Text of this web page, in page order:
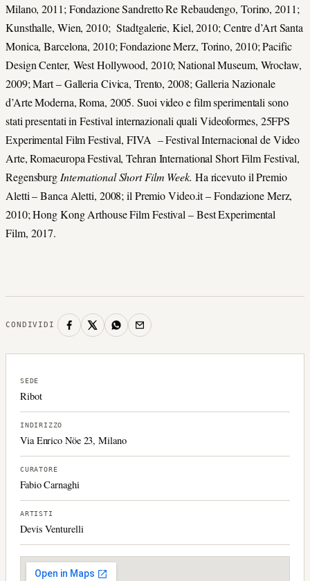
Milano, 2011; Fondazione Sandretto Re Rebaudengo, Torino, 2011;
Kunsthalle, Wien, 2010; Stadtgalerie, Kiel, 2010; Centre d’Art Santa
Monica, Barcelona, 2010; Fondazione Merz, Torino, 2010; Pacific
Design Center, West Hollywood, 2010; National Museum, Wrocław,
2009; Mart – Galleria Civica, Trento, 2008; Galleria Nazionale
d’Arte Moderna, Roma, 2005. Suoi video e film sperimentali sono
stati presentati in Festival internazionali quali Videoformes, 25FPS
Experimental Film Festival, FIVA – Festival Internacional de Video
Arte, Romaeuropa Festival, Tehran International Short Film Festival,
Regensburg International Short Film Week. Ha ricevuto il Premio
Aletti – Banca Aletti, 2008; il Premio Video.it – Fondazione Merz,
2010; Hong Kong Arthouse Film Festival – Best Experimental
Film, 2017.
CONDIVIDI
SEDE
Ribot
INDIRIZZO
Via Enrico Nöe 23, Milano
CURATORE
Fabio Carnaghi
ARTISTI
Devis Venturelli